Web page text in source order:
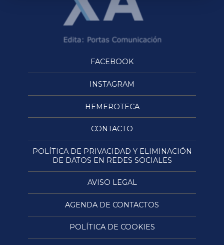
FACEBOOK
INSTAGRAM
HEMEROTECA
CONTACTO
POLÍTICA DE PRIVACIDAD Y ELIMINACIÓN
DE DATOS EN REDES SOCIALES
AVISO LEGAL
AGENDA DE CONTACTOS
POLÍTICA DE COOKIES